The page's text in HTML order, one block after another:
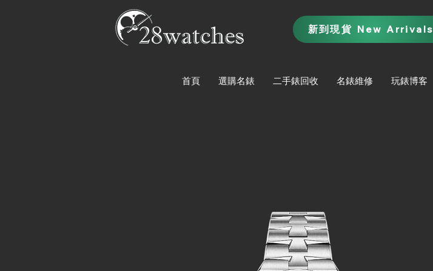
新到現貨 New Arrivals
首頁 選購名錶 二手錶回收 名錶維修 玩錶博客